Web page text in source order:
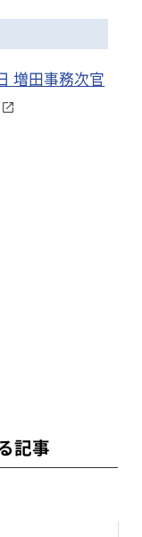
増田事務次官
記事